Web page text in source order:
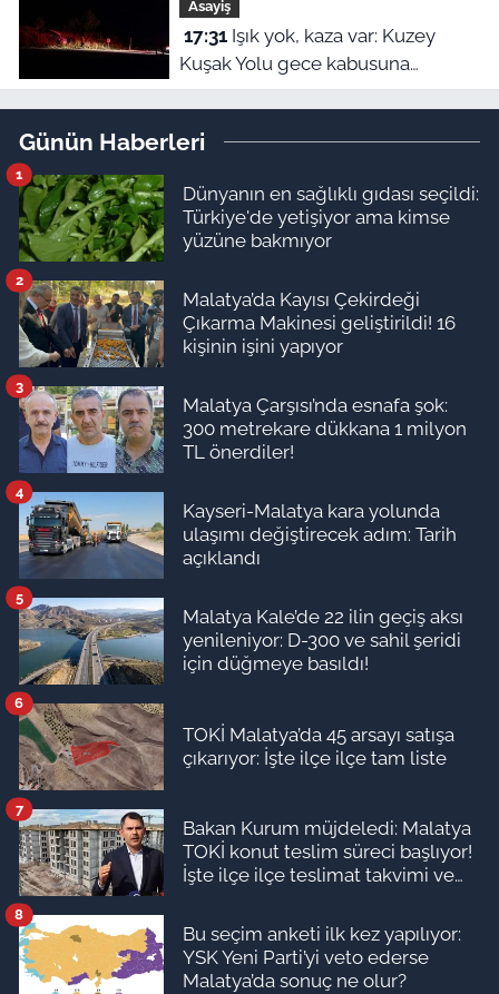
edildi
Asayiş
17:31Işık yok, kaza var: Kuzey
Kuşak Yolu gece kabusuna
dönüştü!
Günün Haberleri
Dünyanın en sağlıklı gıdası seçildi:
Türkiye'de yetişiyor ama kimse
yüzüne bakmıyor
1
Malatya’da Kayısı Çekirdeği
Çıkarma Makinesi geliştirildi! 16
kişinin işini yapıyor
2
Malatya Çarşısı’nda esnafa şok:
300 metrekare dükkana 1 milyon
TL önerdiler!
3
Kayseri-Malatya kara yolunda
ulaşımı değiştirecek adım: Tarih
açıklandı
4
Malatya Kale’de 22 ilin geçiş aksı
yenileniyor: D-300 ve sahil şeridi
için düğmeye basıldı!
5
TOKİ Malatya’da 45 arsayı satışa
çıkarıyor: İşte ilçe ilçe tam liste
6
Bakan Kurum müjdeledi: Malatya
TOKİ konut teslim süreci başlıyor!
İşte ilçe ilçe teslimat takvimi ve
7
Bu seçim anketi ilk kez yapılıyor:
YSK Yeni Parti’yi veto ederse
Malatya’da sonuç ne olur?
8